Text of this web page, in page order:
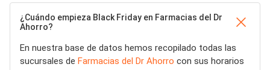
¿Cuándo empieza Black Friday en Farmacias del Dr
Ahorro?
En nuestra base de datos hemos recopilado todas las
sucursales de Farmacias del Dr Ahorro con sus horarios